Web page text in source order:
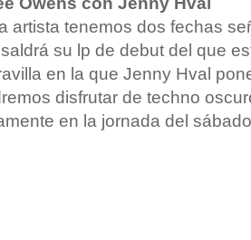
artista tenemos dos fechas
su lp de debut del que
en la que Jenny Hval
disfrutar de techno
en la jornada del